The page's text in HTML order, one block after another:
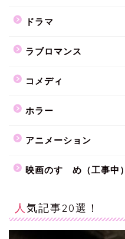
ドラマ
ラブロマンス
コメディ
ホラー
アニメーション
映画のすゝめ（工事中）
人気記事20選！